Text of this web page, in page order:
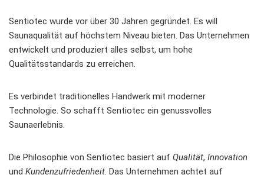
Sentiotec wurde vor über 30 Jahren gegründet. Es will
Saunaqualität auf höchstem Niveau bieten. Das Unternehmen
entwickelt und produziert alles selbst, um hohe
Qualitätsstandards zu erreichen.
Es verbindet traditionelles Handwerk mit moderner
Technologie. So schafft Sentiotec ein genussvolles
Saunaerlebnis.
Die Philosophie von Sentiotec basiert auf Qualität, Innovation
und Kundenzufriedenheit. Das Unternehmen achtet auf